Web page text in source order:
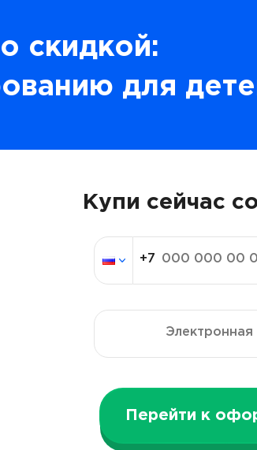
скидкой:
для
Купи сейчас
Перейти к